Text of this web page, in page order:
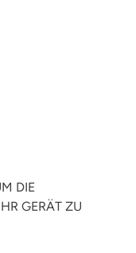
DIE
GERÄT ZU